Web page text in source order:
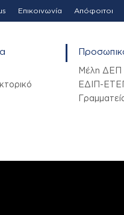
Επικοινωνία Απόφοιτοι
Μέλη ΔΕΠ
ΕΔΙΠ-